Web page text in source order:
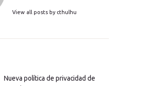
View all posts by cthulhu
Previous
Nueva política de privacidad de